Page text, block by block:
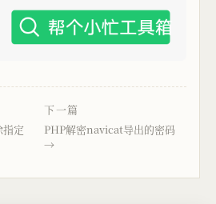
定
下一篇
PHP解密navicat导出的密码